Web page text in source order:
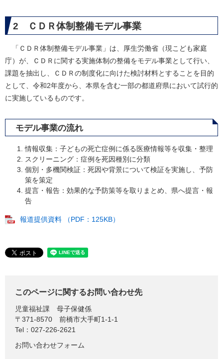
2 ＣＤＲ体制整備モデル事業
「ＣＤＲ体制整備モデル事業」は、厚生労働省（現こども家庭
庁）が、ＣＤＲに関する実施体制の整備をモデル事業として行い、
課題を抽出し、ＣＤＲの制度化に向けた検討材料とすることを目的
として、令和2年度から、本県を含む一部の都道府県において試行的
に実施しているものです。​
モデル事業の流れ
情報収集：子どもの死亡症例に係る医療情報等を収集・整理
スクリーニング：症例を死因種別に分類
個別・多機関検証：死因や背景について検証を実施し、予防
策を策定
提言・報告：効果的な予防策等を取りまとめ、県へ提言・報
告
報道提供資料 （PDF：125KB）
このページに関するお問い合わせ先
児童福祉課
母子保健係
〒371-8570
前橋市大手町1-1-1
Tel：027-226-2621
お問い合わせフォーム